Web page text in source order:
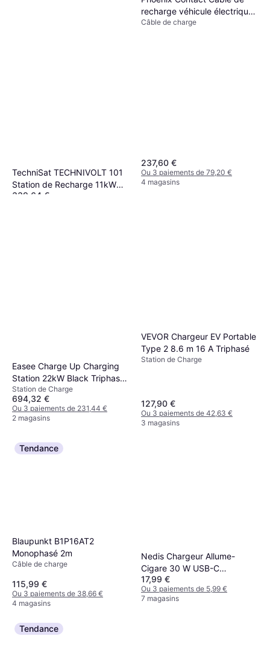
TechniSat TECHNIVOLT 101
Station de Recharge 11kW
Triphasé 5m
339,64 €
recharge véhicule électrique
4m 22kW Triphasé
Câble de charge
237,60 €
Ou 3 paiements de 79,20 €
4 magasins
Easee Charge Up Charging
Station 22kW Black Triphasé,
Monophasé
Station de Charge
694,32 €
Ou 3 paiements de 231,44 €
2 magasins
VEVOR Chargeur EV Portable
Type 2 8.6 m 16 A Triphasé
Station de Charge
127,90 €
Ou 3 paiements de 42,63 €
3 magasins
Tendance
Blaupunkt B1P16AT2
Monophasé 2m
Câble de charge
115,99 €
Ou 3 paiements de 38,66 €
4 magasins
Nedis Chargeur Allume-
Cigare 30 W USB-C
Rétractable
17,99 €
Ou 3 paiements de 5,99 €
7 magasins
Tendance